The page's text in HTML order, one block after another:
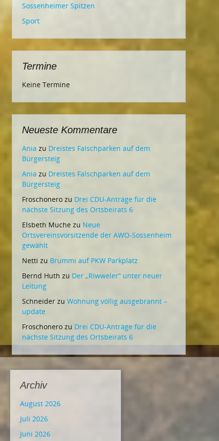
Sossenheimer Spitzen
Sport
Termine
Keine Termine
Neueste Kommentare
Ania zu Dreistes Falschparken auf dem
Bürgersteig
Ania zu Dreistes Falschparken auf dem
Bürgersteig
Froschonero zu Drei CDU-Anträge für die
nächste Sitzung des Ortsbeirats 6
Elsbeth Muche zu Neue
Ortsvereinsvorsitzende der AWO-Sossenheim
gewählt
Netti zu Brummi auf PKW Parkplatz
Bernd Huth zu Der „Riwweler“ unter neuer
Leitung
Schneider zu Wohnung völlig ausgebrannt –
update
Froschonero zu Drei CDU-Anträge für die
nächste Sitzung des Ortsbeirats 6
Archiv
August 2026
Juli 2026
Juni 2026